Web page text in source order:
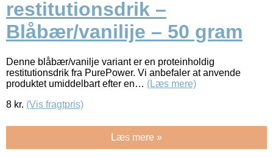
restitutionsdrik –
Blåbær/vanilije – 50 gram
Denne blåbær/vanilje variant er en proteinholdig
restitutionsdrik fra PurePower. Vi anbefaler at anvende
produktet umiddelbart efter en… (Læs mere)
8 kr. (Vis fragtpris)
Læs mere »